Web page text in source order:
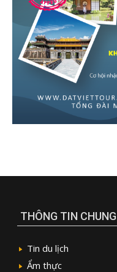
THÔNG TIN CHUNG
Tin du lịch
Ẩm thực